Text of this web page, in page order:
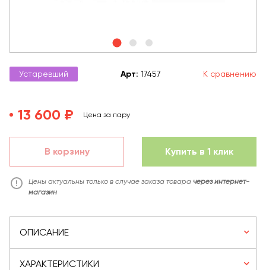
Устаревший Арт: 17457 К сравнению
13 600 ₽ Цена за пару
В корзину Купить в 1 клик
Цены актуальны только в случае заказа товара через интернет-
магазин
ОПИСАНИЕ
ХАРАКТЕРИСТИКИ